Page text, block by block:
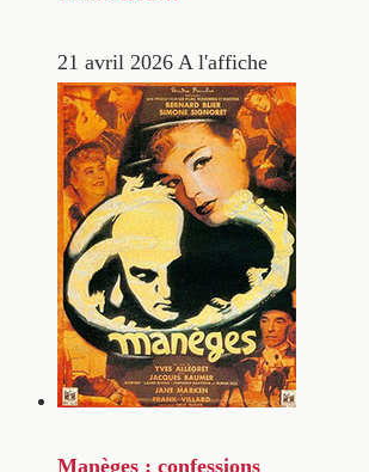
21 avril 2026 A l'affiche
Manèges : confessions